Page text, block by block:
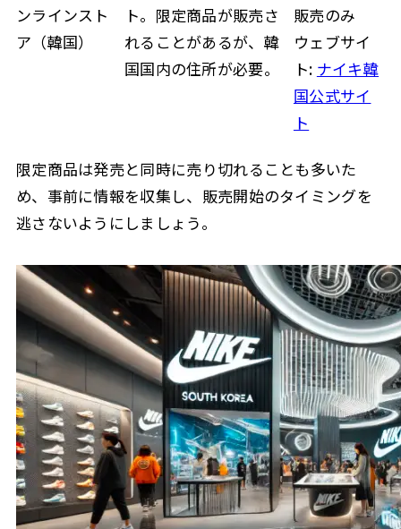
ンラインスト
ア（韓国）
ト。限定商品が販売さ
れることがあるが、韓
国国内の住所が必要。
販売のみ
ウェブサイ
ト: ナイキ韓
国公式サイ
ト
限定商品は発売と同時に売り切れることも多いた
め、事前に情報を収集し、販売開始のタイミングを
逃さないようにしましょう。